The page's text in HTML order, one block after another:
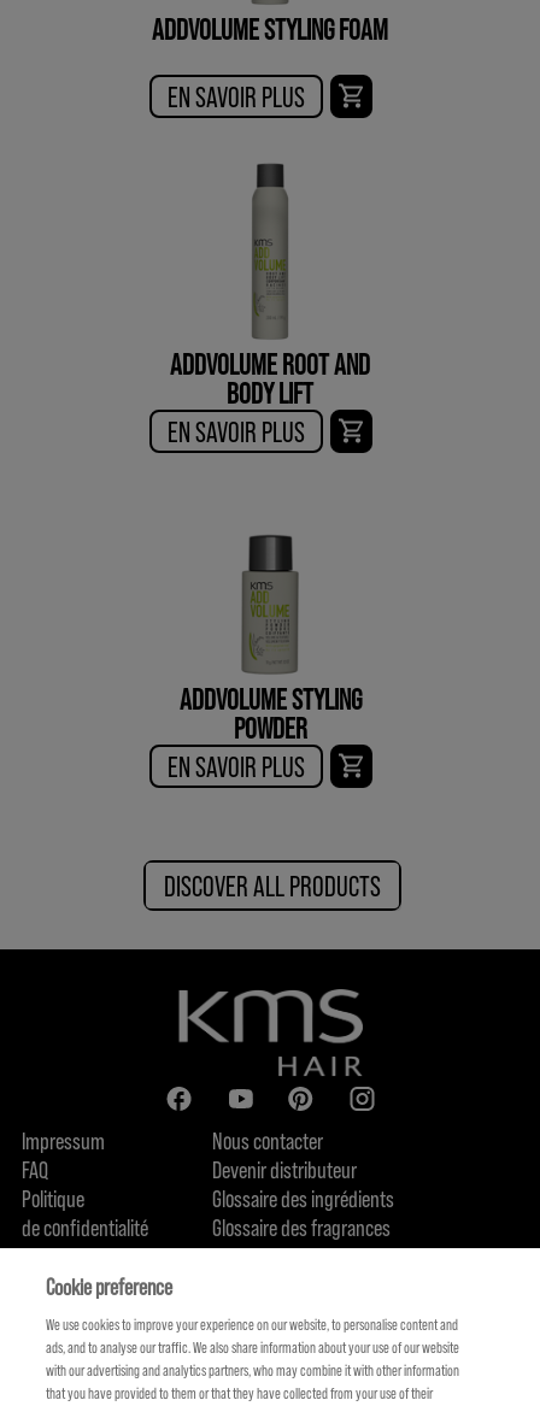
ADDVOLUME STYLING FOAM
EN SAVOIR PLUS
ADDVOLUME ROOT AND
BODY LIFT
EN SAVOIR PLUS
ADDVOLUME STYLING
POWDER
EN SAVOIR PLUS
DISCOVER ALL PRODUCTS
Impressum
FAQ
Politique
de confidentialité
Politique de cookie
Qui sommes-nous
Nous contacter
Devenir distributeur
Glossaire des ingrédients
Glossaire des fragrances
Engagement en terme de durabilité
Cookie preference
We use cookies to improve your experience on our website, to personalise content and
ads, and to analyse our traffic. We also share information about your use of our website
with our advertising and analytics partners, who may combine it with other information
that you have provided to them or that they have collected from your use of their